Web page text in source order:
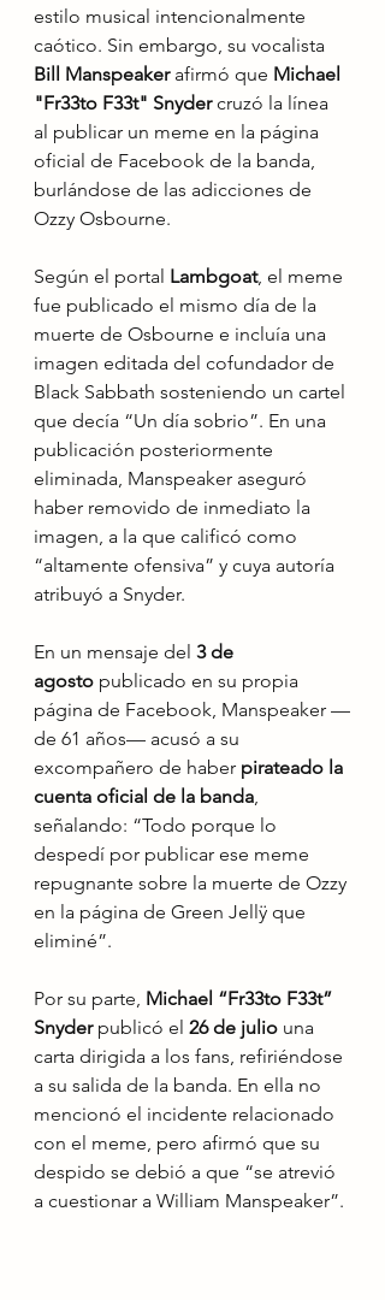
estilo musical intencionalmente
caótico. Sin embargo, su vocalista
Bill Manspeaker afirmó que Michael
"Fr33to F33t" Snyder cruzó la línea
al publicar un meme en la página
oficial de Facebook de la banda,
burlándose de las adicciones de
Ozzy Osbourne.
Según el portal Lambgoat, el meme
fue publicado el mismo día de la
muerte de Osbourne e incluía una
imagen editada del cofundador de
Black Sabbath sosteniendo un cartel
que decía “Un día sobrio”. En una
publicación posteriormente
eliminada, Manspeaker aseguró
haber removido de inmediato la
imagen, a la que calificó como
“altamente ofensiva” y cuya autoría
atribuyó a Snyder.
En un mensaje del 3 de
agosto publicado en su propia
página de Facebook, Manspeaker —
de 61 años— acusó a su
excompañero de haber pirateado la
cuenta oficial de la banda,
señalando: “Todo porque lo
despedí por publicar ese meme
repugnante sobre la muerte de Ozzy
en la página de Green Jellÿ que
eliminé”.
Por su parte, Michael “Fr33to F33t”
Snyder publicó el 26 de julio una
carta dirigida a los fans, refiriéndose
a su salida de la banda. En ella no
mencionó el incidente relacionado
con el meme, pero afirmó que su
despido se debió a que “se atrevió
a cuestionar a William Manspeaker”.